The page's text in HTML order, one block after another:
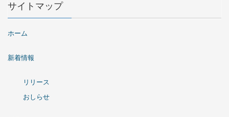
サイトマップ
ホーム
新着情報
リリース
おしらせ